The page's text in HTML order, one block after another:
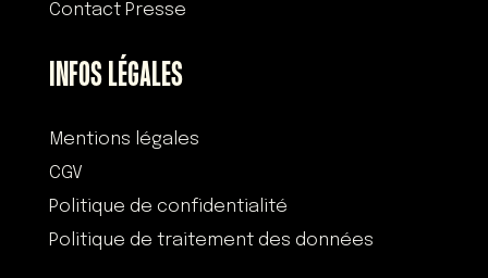
Contact Presse
INFOS LÉGALES
Mentions légales
CGV
Politique de confidentialité
Politique de traitement des données